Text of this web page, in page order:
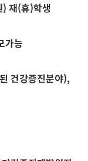
재(휴)학생
가능
건강증진분야),